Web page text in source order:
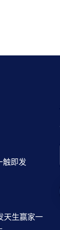
触即发
天生赢家一